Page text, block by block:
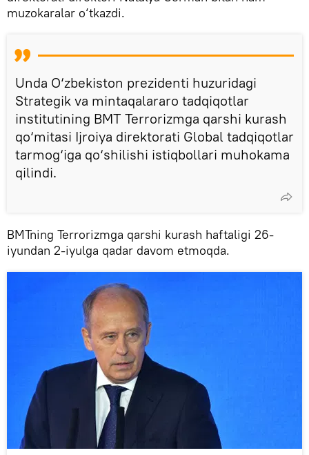
muzokaralar o‘tkazdi.
Unda O‘zbekiston prezidenti huzuridagi
Strategik va mintaqalararo tadqiqotlar
institutining BMT Terrorizmga qarshi kurash
qo‘mitasi Ijroiya direktorati Global tadqiqotlar
tarmog‘iga qo‘shilishi istiqbollari muhokama
qilindi.
BMTning Terrorizmga qarshi kurash haftaligi 26-
iyundan 2-iyulga qadar davom etmoqda.